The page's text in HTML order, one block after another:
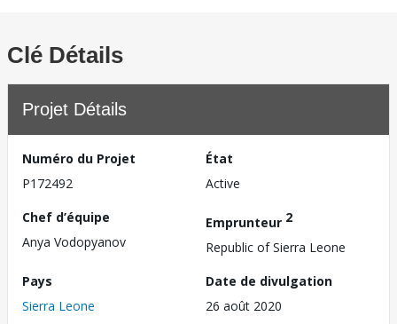
Clé Détails
Projet Détails
Numéro du Projet
P172492
État
Active
Chef d’équipe
Anya Vodopyanov
Emprunteur 2
Republic of Sierra Leone
Pays
Sierra Leone
Date de divulgation
26 août 2020